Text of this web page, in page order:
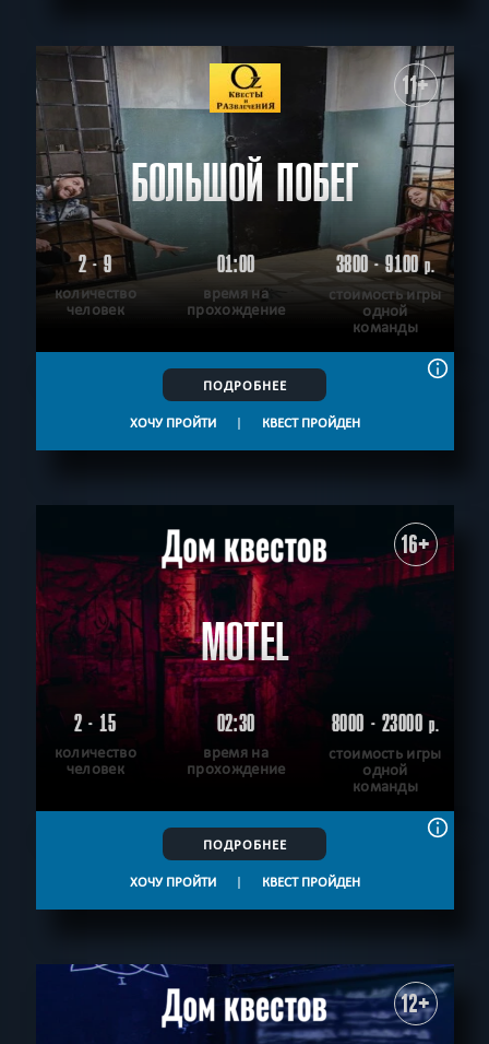
11+
БОЛЬШОЙ ПОБЕГ
2 - 9
количество
человек
01:00
время на
прохождение
3800 - 9100р.
стоимость игры
одной
команды
ПОДРОБНЕЕ
ХОЧУ ПРОЙТИ | КВЕСТ ПРОЙДЕН
16+
MOTEL
2 - 15
количество
человек
02:30
время на
прохождение
8000 - 23000р.
стоимость игры
одной
команды
ПОДРОБНЕЕ
ХОЧУ ПРОЙТИ | КВЕСТ ПРОЙДЕН
12+